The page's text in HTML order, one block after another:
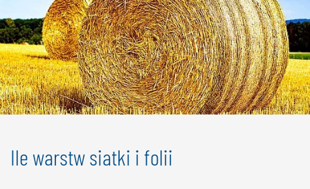
Ile warstw siatki i folii